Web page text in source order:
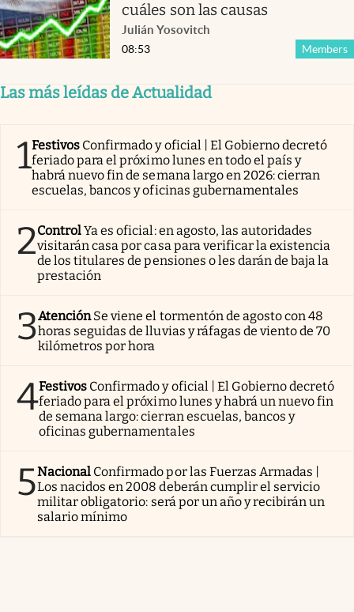
cuáles son las causas
Julián Yosovitch
Members
08:53
Las más leídas de Actualidad
1Festivos Confirmado y oficial | El Gobierno decretó
feriado para el próximo lunes en todo el país y
habrá nuevo fin de semana largo en 2026: cierran
escuelas, bancos y oficinas gubernamentales
2ControlYa es oficial: en agosto, las autoridades
visitarán casa por casa para verificar la existencia
de los titulares de pensiones o les darán de baja la
prestación
3AtenciónSe viene el tormentón de agosto con 48
horas seguidas de lluvias y ráfagas de viento de 70
kilómetros por hora
4Festivos Confirmado y oficial | El Gobierno decretó
feriado para el próximo lunes y habrá un nuevo fin
de semana largo: cierran escuelas, bancos y
oficinas gubernamentales
5Nacional Confirmado por las Fuerzas Armadas |
Los nacidos en 2008 deberán cumplir el servicio
militar obligatorio: será por un año y recibirán un
salario mínimo